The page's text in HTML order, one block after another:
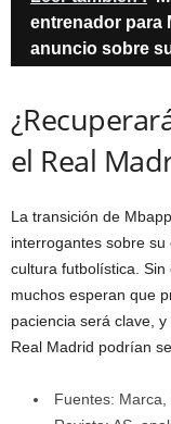
entrenador para
anuncio sobre
el Real
La transición de
interrogantes sobre
cultura futbolística.
muchos esperan que
paciencia será clave,
Real Madrid podrían
Fuentes: